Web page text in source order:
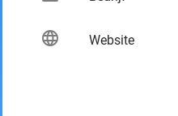
language Website